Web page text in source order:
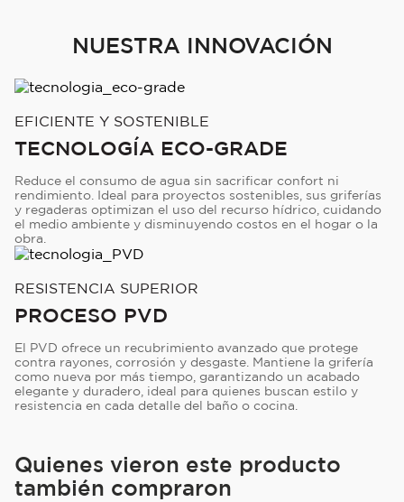
NUESTRA INNOVACIÓN
EFICIENTE Y SOSTENIBLE
TECNOLOGÍA ECO-GRADE
Reduce el consumo de agua sin sacrificar confort ni
rendimiento. Ideal para proyectos sostenibles, sus griferías
y regaderas optimizan el uso del recurso hídrico, cuidando
el medio ambiente y disminuyendo costos en el hogar o la
obra.
RESISTENCIA SUPERIOR
PROCESO PVD
El PVD ofrece un recubrimiento avanzado que protege
contra rayones, corrosión y desgaste. Mantiene la grifería
como nueva por más tiempo, garantizando un acabado
elegante y duradero, ideal para quienes buscan estilo y
resistencia en cada detalle del baño o cocina.
Quienes vieron este producto
también compraron